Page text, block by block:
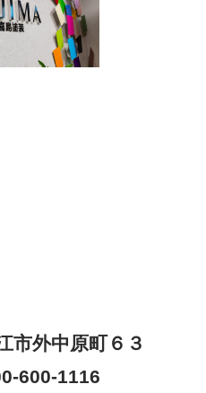
市外中原町６３
600-1116